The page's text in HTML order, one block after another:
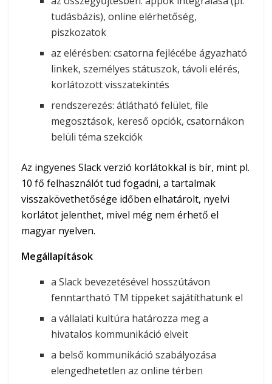
tudásbázis), online elérhetőség,
piszkozatok
az elérésben: csatorna fejlécébe ágyazható
linkek, személyes státuszok, távoli elérés,
korlátozott visszatekintés
rendszerezés: átlátható felület, file
megosztások, kereső opciók, csatornákon
belüli téma szekciók
Az ingyenes Slack verzió korlátokkal is bír, mint pl.
10 fő felhasználót tud fogadni, a tartalmak
visszakövethetősége időben elhatárolt, nyelvi
korlátot jelenthet, mivel még nem érhető el
magyar nyelven.
Megállapítások
a Slack bevezetésével hosszútávon
fenntartható TM tippeket sajátíthatunk el
a vállalati kultúra határozza meg a
hivatalos kommunikáció elveit
a belső kommunikáció szabályozása
elengedhetetlen az online térben